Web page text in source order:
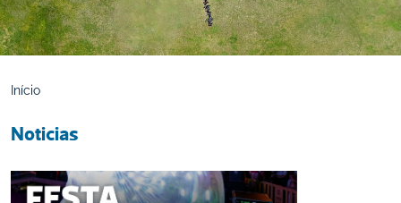
Início
Noticias